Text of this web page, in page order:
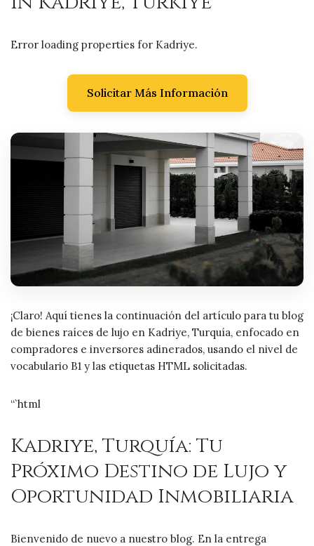
Error loading properties for Kadriye.
Solicitar Más Información
¡Claro! Aquí tienes la continuación del artículo para tu blog
de bienes raíces de lujo en Kadriye, Turquía, enfocado en
compradores e inversores adinerados, usando el nivel de
vocabulario B1 y las etiquetas HTML solicitadas.
“`html
Kadriye, Turquía: Tu
Próximo Destino de Lujo y
Oportunidad Inmobiliaria
Bienvenido de nuevo a nuestro blog. En la entrega